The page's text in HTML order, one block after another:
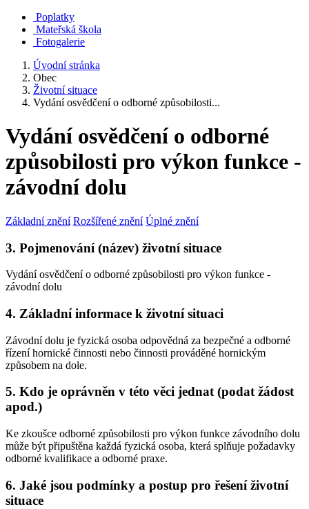
Poplatky
Mateřská škola
Fotogalerie
Úvodní stránka
Obec
Životní situace
Vydání osvědčení o odborné způsobilosti...
Vydání osvědčení o odborné
způsobilosti pro výkon funkce -
závodní dolu
Základní znění Rozšířené znění Úplné znění
3. Pojmenování (název) životní situace
Vydání osvědčení o odborné způsobilosti pro výkon funkce -
závodní dolu
4. Základní informace k životní situaci
Závodní dolu je fyzická osoba odpovědná za bezpečné a odborné
řízení hornické činnosti nebo činnosti prováděné hornickým
způsobem na dole.
5. Kdo je oprávněn v této věci jednat (podat žádost
apod.)
Ke zkoušce odborné způsobilosti pro výkon funkce závodního dolu
může být připuštěna každá fyzická osoba, která splňuje požadavky
odborné kvalifikace a odborné praxe.
6. Jaké jsou podmínky a postup pro řešení životní
situace